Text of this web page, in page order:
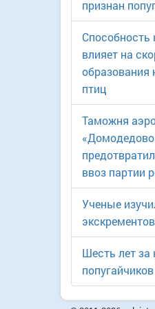
признан
Способность
влияет на
образования
птиц
Таможня
ввоз партии
Ученые
Шесть лет за
попугайчиков